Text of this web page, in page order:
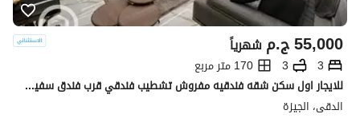
ج.م55,000 شهرياً
3
3
170 متر مربع
للايجار اول سكن شقه فندقيه مفروش تشطيب فندقي قرب فندق سفير ميدان المساحه للسكن الراقي بالدقي
الدقى، الجيزة